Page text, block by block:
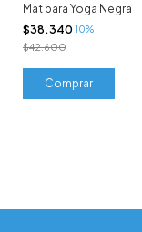
Mat para Yoga Negra
$38.340 10%
$42.600
Comprar